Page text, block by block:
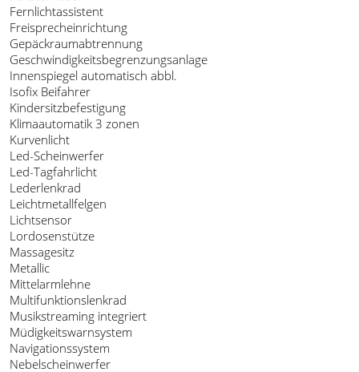
Fernlichtassistent
Freisprecheinrichtung
Gepäckraumabtrennung
Geschwindigkeitsbegrenzungsanlage
Innenspiegel automatisch abbl.
Isofix Beifahrer
Kindersitzbefestigung
Klimaautomatik 3 zonen
Kurvenlicht
Led-Scheinwerfer
Led-Tagfahrlicht
Lederlenkrad
Leichtmetallfelgen
Lichtsensor
Lordosenstütze
Massagesitz
Metallic
Mittelarmlehne
Multifunktionslenkrad
Musikstreaming integriert
Müdigkeitswarnsystem
Navigationssystem
Nebelscheinwerfer